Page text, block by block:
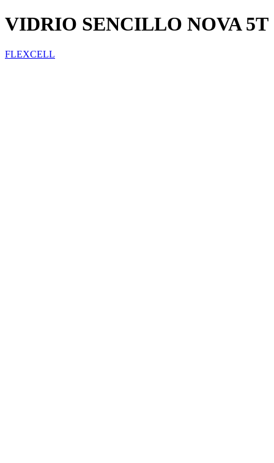
VIDRIO SENCILLO NOVA 5T
FLEXCELL